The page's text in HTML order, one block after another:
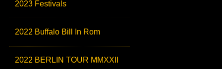
2023 Festivals
2022 Buffalo Bill In Rom
2022 BERLIN TOUR MMXXII